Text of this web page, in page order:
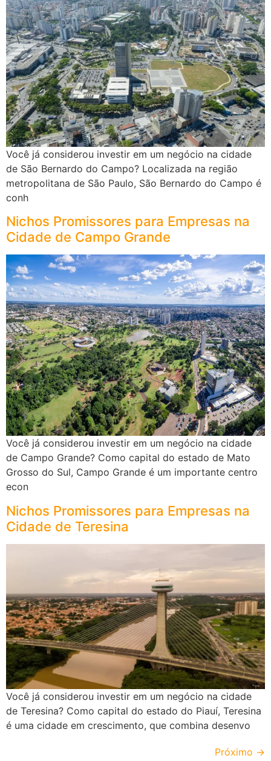
Você já considerou investir em um negócio na cidade
de São Bernardo do Campo? Localizada na região
metropolitana de São Paulo, São Bernardo do Campo é
conh
Nichos Promissores para Empresas na
Cidade de Campo Grande
Você já considerou investir em um negócio na cidade
de Campo Grande? Como capital do estado de Mato
Grosso do Sul, Campo Grande é um importante centro
econ
Nichos Promissores para Empresas na
Cidade de Teresina
Você já considerou investir em um negócio na cidade
de Teresina? Como capital do estado do Piauí, Teresina
é uma cidade em crescimento, que combina desenvo
Próximo →